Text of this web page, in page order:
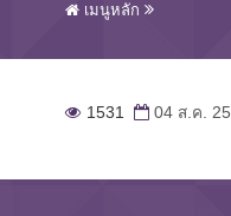
เมนูหลัก
1531 04 ส.ค.